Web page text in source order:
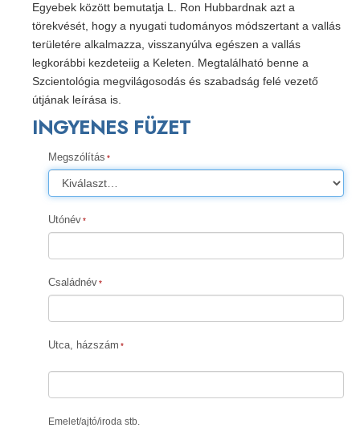
Egyebek között bemutatja L. Ron Hubbardnak azt a
törekvését, hogy a nyugati tudományos módszertant a vallás
területére alkalmazza, visszanyúlva egészen a vallás
legkorábbi kezdeteiig a Keleten. Megtalálható benne a
Szcientológia megvilágosodás és szabadság felé vezető
útjának leírása is.
INGYENES FÜZET
Megszólítás
Utónév
Családnév
Utca, házszám
Emelet/ajtó/iroda stb.